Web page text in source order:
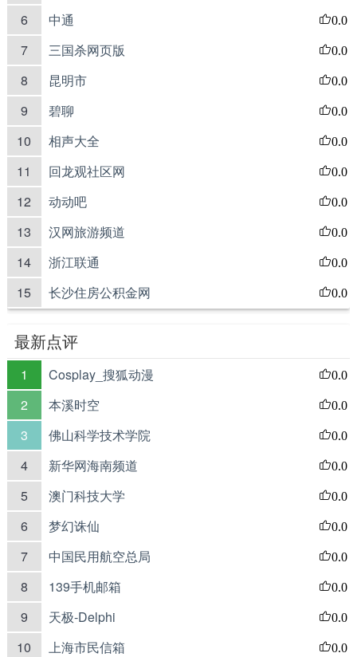
6 中通 0.0
7 三国杀网页版 0.0
8 昆明市 0.0
9 碧聊 0.0
10 相声大全 0.0
11 回龙观社区网 0.0
12 动动吧 0.0
13 汉网旅游频道 0.0
14 浙江联通 0.0
15 长沙住房公积金网 0.0
最新点评
1 Cosplay_搜狐动漫 0.0
2 本溪时空 0.0
3 佛山科学技术学院 0.0
4 新华网海南频道 0.0
5 澳门科技大学 0.0
6 梦幻诛仙 0.0
7 中国民用航空总局 0.0
8 139手机邮箱 0.0
9 天极-Delphi 0.0
10 上海市民信箱 0.0